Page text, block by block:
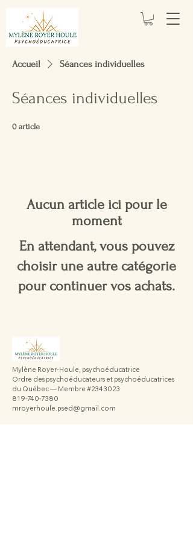
Accueil Séances individuelles
Séances individuelles
0 article
Aucun article ici pour le
moment
En attendant, vous pouvez
choisir une autre catégorie
pour continuer vos achats.
Mylène Royer-Houle, psychoéducatrice
Ordre des psychoéducateurs et psychoéducatrices
du Québec — Membre #2343023
819-740-7380
mroyerhoule.psed@gmail.com